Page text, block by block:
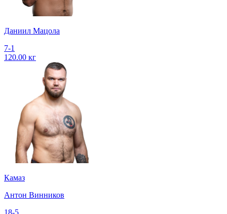
Даниил Мацола
7-1
120.00 кг
Камаз
Антон Винников
18-5